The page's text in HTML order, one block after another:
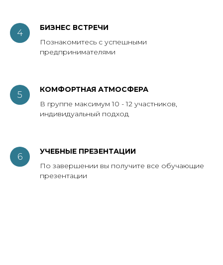
БИЗНЕС ВСТРЕЧИ
Познакомитесь с успешными
предпринимателями
КОМФОРТНАЯ АТМОСФЕРА
В группе максимум 10 - 12 участников,
индивидуальный подход
УЧЕБНЫЕ ПРЕЗЕНТАЦИИ
По завершении вы получите все обучающие
презентации